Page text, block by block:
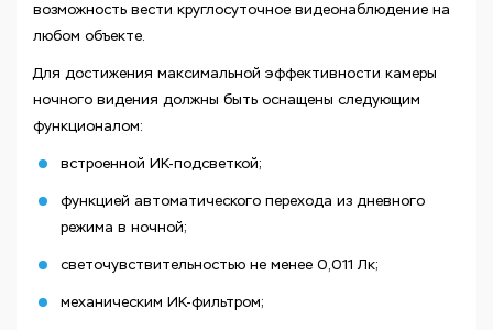
возможность вести круглосуточное видеонаблюдение на
любом объекте.
Для достижения максимальной эффективности камеры
ночного видения должны быть оснащены следующим
функционалом:
встроенной ИК-подсветкой;
функцией автоматического перехода из дневного
режима в ночной;
светочувствительностью не менее 0,011 Лк;
механическим ИК-фильтром;